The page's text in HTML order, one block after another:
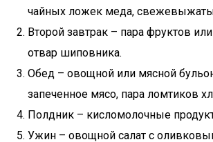
чайных ложек меда,
Второй завтрак – пара фруктов
отвар шиповника.
Обед – овощной или мясной
запеченное мясо, пара ломтиков
Полдник – кисломолочные
Ужин – овощной салат с